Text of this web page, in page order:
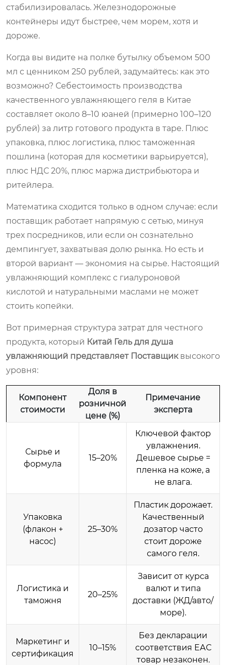
стабилизировалась. Железнодорожные
контейнеры идут быстрее, чем морем, хотя и
дороже.
Когда вы видите на полке бутылку объемом 500
мл с ценником 250 рублей, задумайтесь: как это
возможно? Себестоимость производства
качественного увлажняющего геля в Китае
составляет около 8–10 юаней (примерно 100–120
рублей) за литр готового продукта в таре. Плюс
упаковка, плюс логистика, плюс таможенная
пошлина (которая для косметики варьируется),
плюс НДС 20%, плюс маржа дистрибьютора и
ритейлера.
Математика сходится только в одном случае: если
поставщик работает напрямую с сетью, минуя
трех посредников, или если он сознательно
демпингует, захватывая долю рынка. Но есть и
второй вариант — экономия на сырье. Настоящий
увлажняющий комплекс с гиалуроновой
кислотой и натуральными маслами не может
стоить копейки.
Вот примерная структура затрат для честного
продукта, который Китай Гель для душа
увлажняющий представляет Поставщиквысокого
уровня:
Компонент
стоимости
Доля в
розничной
цене (%)
Примечание
эксперта
Сырье и
формула
15–20%
Ключевой фактор
увлажнения.
Дешевое сырье =
пленка на коже, а
не влага.
Упаковка
(флакон +
насос)
25–30%
Пластик дорожает.
Качественный
дозатор часто
стоит дороже
самого геля.
Логистика и
таможня
20–25%
Зависит от курса
валют и типа
доставки (ЖД/авто/
море).
Маркетинг и
сертификация
10–15%
Без декларации
соответствия ЕАС
товар незаконен.